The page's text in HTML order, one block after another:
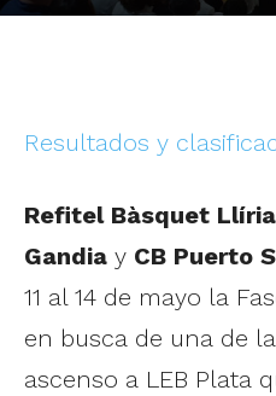
Resultados y
Refitel Bàsquet Llíria
Gandia y CB Puerto
11 al 14 de mayo la
en busca de una de
ascenso a LEB Plata